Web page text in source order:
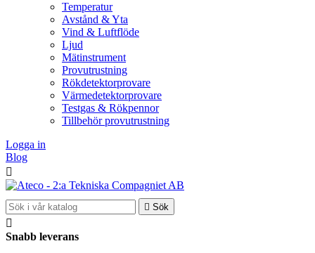
Temperatur
Avstånd & Yta
Vind & Luftflöde
Ljud
Mätinstrument
Provutrustning
Rökdetektorprovare
Värmedetektorprovare
Testgas & Rökpennor
Tillbehör provutrustning
Logga in
Blog

 Sök

Snabb leverans